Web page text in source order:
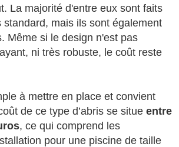
La majorité d'entre eux sont faits
standard, mais ils sont également
Même si le design n'est pas
ni très robuste, le coût reste
à mettre en place et convient
de ce type d’abris se situe entre
, ce qui comprend les
pour une piscine de taille